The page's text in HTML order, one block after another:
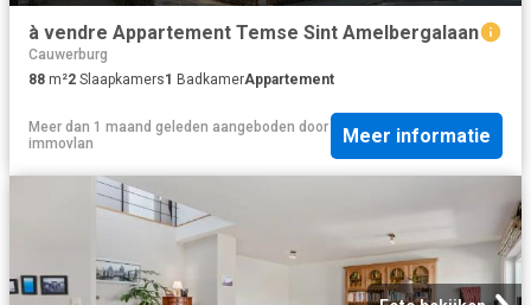
à vendre Appartement Temse Sint Amelbergalaan
Cauwerburg
88 m²2 Slaapkamers1 BadkamerAppartement
Meer dan 1 maand geleden aangeboden door
immovlan
Meer informatie